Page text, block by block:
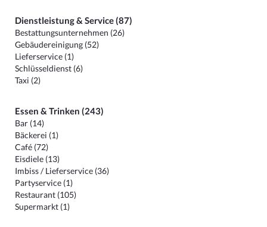
Dienstleistung & Service (87)
Bestattungsunternehmen (26)
Gebäudereinigung (52)
Lieferservice (1)
Schlüsseldienst (6)
Taxi (2)
Essen & Trinken (243)
Bar (14)
Bäckerei (1)
Café (72)
Eisdiele (13)
Imbiss / Lieferservice (36)
Partyservice (1)
Restaurant (105)
Supermarkt (1)